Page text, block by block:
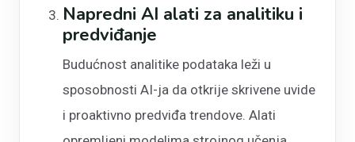
Napredni AI alati za analitiku i
predviđanje
Budućnost analitike podataka leži u
sposobnosti AI-ja da otkrije skrivene uvide
i proaktivno predviđa trendove. Alati